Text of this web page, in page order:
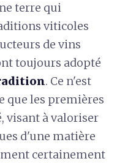
terre qui
viticoles
de vins
toujours adopté
. Ce n'est
que les premières
visant à valoriser
d'une matière
certainement